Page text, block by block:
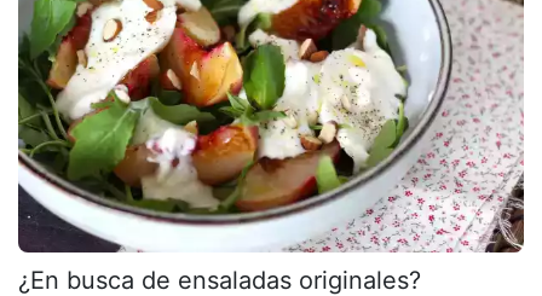
¿En busca de ensaladas originales?